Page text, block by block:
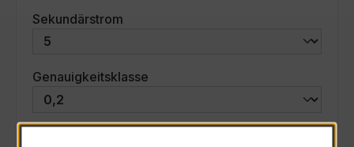
Sekundärstrom
Genauigkeitsklasse